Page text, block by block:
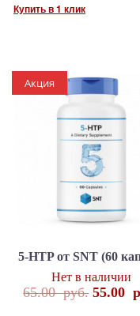
Купить в 1 клик
Акция
5-HTP от SNT (60
Нет в наличии
65.00руб. 55.00